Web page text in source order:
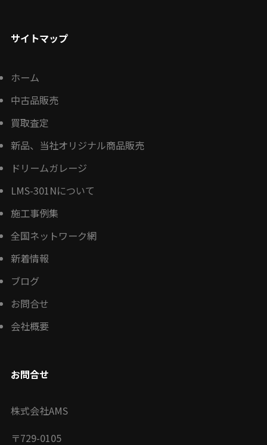
サイトマップ
ホーム
中古品販売
買取査定
新品、当社オリジナル商品販売
ドリームガレージ
LMS-301Nについて
施工事例集
全国ネットワーク網
新着情報
ブログ
お問合せ
会社概要
お問合せ
株式会社AMS
〒729-0105